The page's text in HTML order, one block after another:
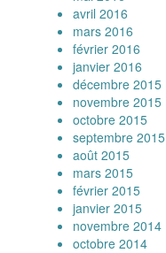
avril 2016
mars 2016
février 2016
janvier 2016
décembre 2015
novembre 2015
octobre 2015
septembre 2015
août 2015
mars 2015
février 2015
janvier 2015
novembre 2014
octobre 2014